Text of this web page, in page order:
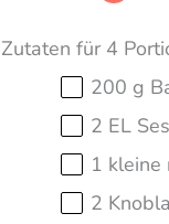
Zutaten für 4
200 g
2 EL
1
2